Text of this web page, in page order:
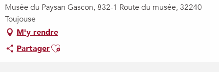
Musée du Paysan Gascon, 832-1 Route du musée, 32240
Toujouse
M'y rendre
PartagerAjouter aux favoris